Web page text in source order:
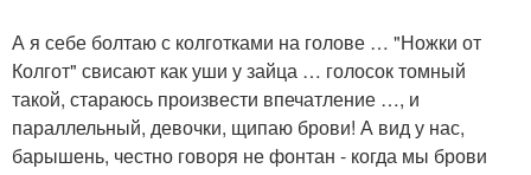
А я себе болтаю с колготками на голове … "Ножки от
Колгот" свисают как уши у зайца … голосок томный
такой, стараюсь произвести впечатление …, и
параллельный, девочки, щипаю брови! А вид у нас,
барышень, честно говоря не фонтан - когда мы брови